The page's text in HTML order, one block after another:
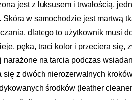
jest z luksusem i trwałością,
Skóra w samochodzie jest martwą
dlatego to użytkownik musi
pęka, traci kolor i przeciera się,
narażone na tarcia podczas
się z dwóch nierozerwalnych
środków (leather